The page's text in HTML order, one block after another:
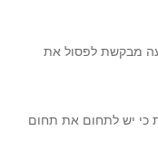
מבקשת לפסול את
כי יש לתחום את תחום